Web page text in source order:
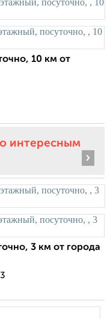
10 км от
интересным
›
3 км от города